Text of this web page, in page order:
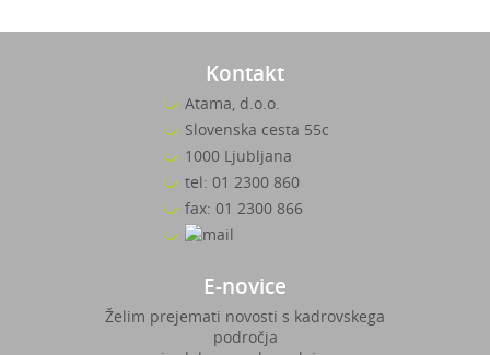
Kontakt
Atama, d.o.o.
Slovenska cesta 55c
1000 Ljubljana
tel: 01 2300 860
fax: 01 2300 866
E-novice
Želim prejemati novosti s kadrovskega
področja